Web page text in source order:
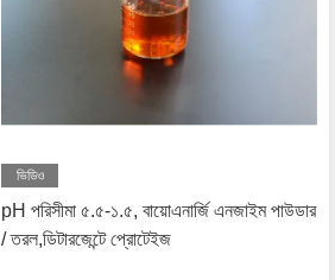
ভিডিও
pH পরিসীমা ৫.৫-১.৫, বায়োএনার্জি এনজাইম পাউডার
/ তরল,ডিটারজেন্টে প্রোটেইজ